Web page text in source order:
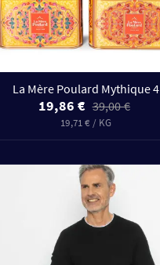
La Mère Poulard Mythique 4
19,86 € 39,00 €
19,71 € / KG